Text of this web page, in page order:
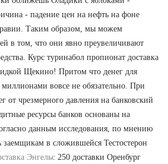
- падение цен на нефть на фоне
Таким образом, мы можем
в том, что они явно преувеличивают
Курс туринабол пропионат доставка
Щекино! Притом что денег для
вовсе не обязательно. При
от чрезмерного давления на банковский
ресурсы банков основаны на
данным исследования, по мнению
заемщикам в сложившейся Тестостерон
Энгельс 250 доставки Оренбург